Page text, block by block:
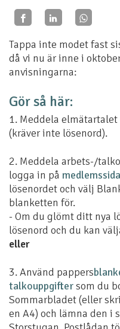
Tappa inte modet fast
då vi nu är inne i
anvisningarna:
Gör så här:
1. Meddela
(kräver inte lösenord).
2. Meddela arbets-/
logga in på
lösenordet och välj
blanketten för.
- Om du glömt ditt nya
lösenord och du kan
eller
3. Använd pappers
talkouppgiftersom du
Sommarbladet (eller
en A4) och lämna den i